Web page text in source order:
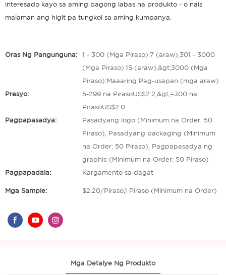
interesado kayo sa aming bagong labas na produkto - o nais
malaman ang higit pa tungkol sa aming kumpanya.
Oras Ng Pangunguna: 1 - 300 (Mga Piraso):7 (araw),301 - 3000
(Mga Piraso):15 (araw),&gt;3000 (Mga
Piraso):Maaaring Pag-usapan (mga araw)
Presyo: 5-299 na PirasoUS$2.2,&gt;=300 na
PirasoUS$2.0
Pagpapasadya: Pasadyang logo (Minimum na Order: 50
Piraso), Pasadyang packaging (Minimum
na Order: 50 Piraso), Pagpapasadya ng
graphic (Minimum na Order: 50 Piraso)
Pagpapadala: Kargamento sa dagat
Mga Sample: $2.20/Piraso,1 Piraso (Minimum na Order)
Mga Detalye Ng Produkto